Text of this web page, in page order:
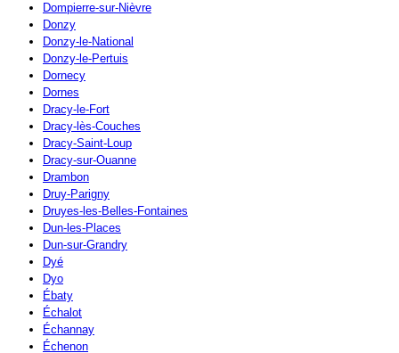
Dompierre-sur-Nièvre
Donzy
Donzy-le-National
Donzy-le-Pertuis
Dornecy
Dornes
Dracy-le-Fort
Dracy-lès-Couches
Dracy-Saint-Loup
Dracy-sur-Ouanne
Drambon
Druy-Parigny
Druyes-les-Belles-Fontaines
Dun-les-Places
Dun-sur-Grandry
Dyé
Dyo
Ébaty
Échalot
Échannay
Échenon